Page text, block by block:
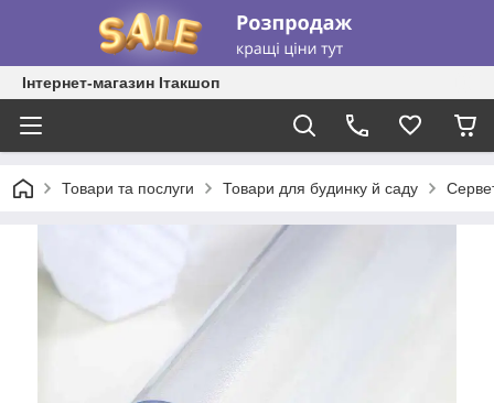
Інтернет-магазин Ітакшоп
Товари та послуги Товари для будинку й саду